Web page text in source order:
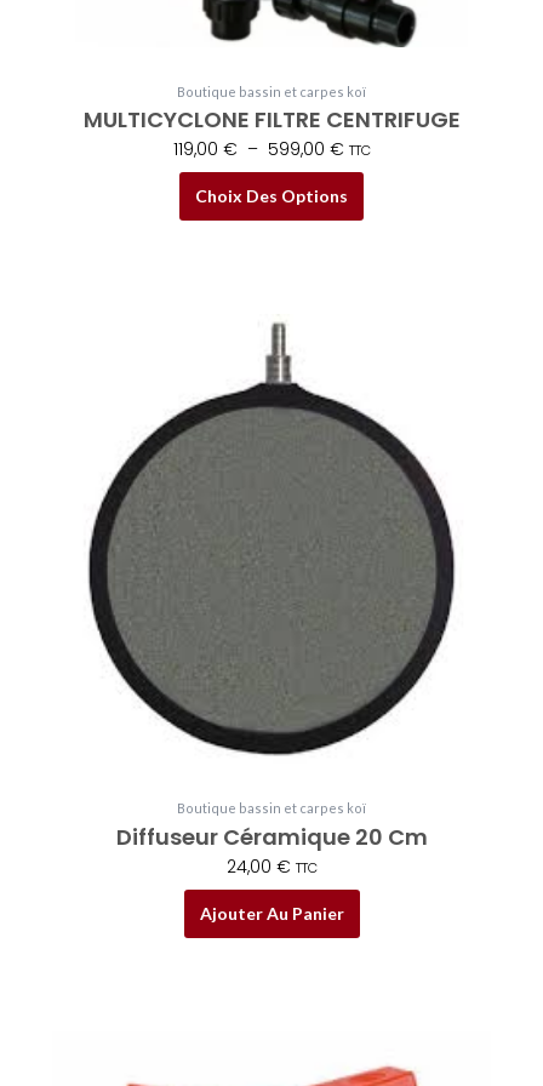
Boutique bassin et carpes koï
MULTICYCLONE FILTRE CENTRIFUGE
119,00 € – 599,00 € TTC
Choix Des Options
du
produit
Boutique bassin et carpes koï
Diffuseur Céramique 20 Cm
24,00 € TTC
Ajouter Au Panier
de produit